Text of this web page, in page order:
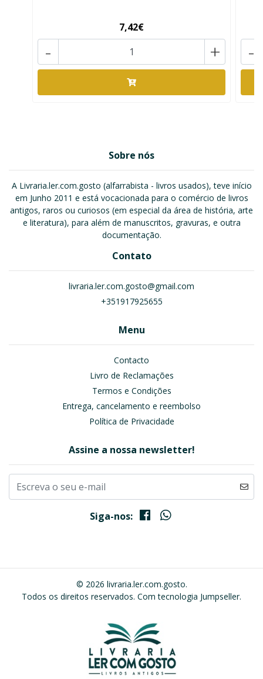
7,42€
+
- -
Sobre nós
A Livraria.ler.com.gosto (alfarrabista - livros usados), teve início
em Junho 2011 e está vocacionada para o comércio de livros
antigos, raros ou curiosos (em especial da área de história, arte
e literatura), para além de manuscritos, gravuras, e outra
documentação.
Contato
livraria.ler.com.gosto@gmail.com
+351917925655
Menu
Contacto
Livro de Reclamações
Termos e Condições
Entrega, cancelamento e reembolso
Política de Privacidade
Assine a nossa newsletter!
Siga-nos:
© 2026 livraria.ler.com.gosto.
Todos os direitos reservados. Com tecnologia Jumpseller.